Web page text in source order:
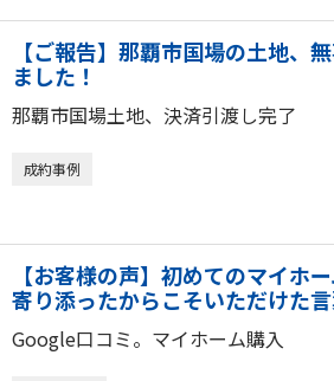
【ご報告】那覇市国場の土地、
ました！
那覇市国場土地、決済引渡し完了
成約事例
【お客様の声】初めてのマイホ
寄り添ったからこそいただけた
Google口コミ。マイホーム購入